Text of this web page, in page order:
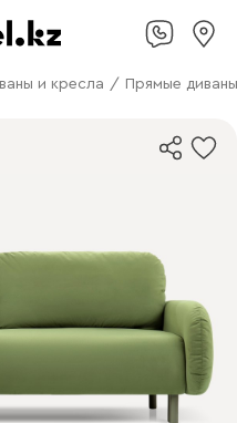
и кресла / Прямые диваны